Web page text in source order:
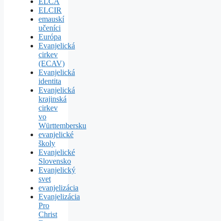
ELCIR
emauskí
učeníci
Európa
Evanjelická
cirkev
(ECAV)
Evanjelická
identita
Evanjelická
krajinská
cirkev
vo
Württembersku
evanjelické
školy
Evanjelické
Slovensko
Evanjelický
svet
evanjelizácia
Evanjelizácia
Pro
Christ